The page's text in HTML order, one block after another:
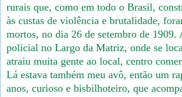
rurais que, como em todo o Brasil,
às custas de violência e brutalidade,
mortos, no dia 26 de setembro de 1909.
policial no Largo da Matriz, onde se
atraiu muita gente ao local, centro
Lá estava também meu avô, então um
anos, curioso e bisbilhoteiro, que